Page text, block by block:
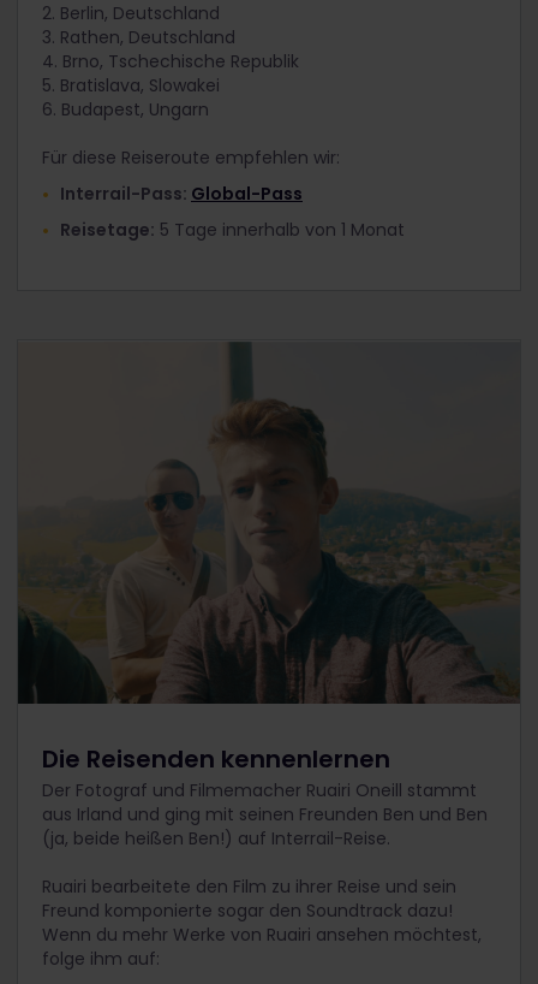
2. Berlin, Deutschland
3. Rathen, Deutschland
4. Brno, Tschechische Republik
5. Bratislava, Slowakei
6. Budapest, Ungarn
Für diese Reiseroute empfehlen wir:
Interrail-Pass: Global-Pass
Reisetage: 5 Tage innerhalb von 1 Monat
Die Reisenden kennenlernen
Der Fotograf und Filmemacher Ruairi Oneill stammt
aus Irland und ging mit seinen Freunden Ben und Ben
(ja, beide heißen Ben!) auf Interrail-Reise.
Ruairi bearbeitete den Film zu ihrer Reise und sein
Freund komponierte sogar den Soundtrack dazu!
Wenn du mehr Werke von Ruairi ansehen möchtest,
folge ihm auf: